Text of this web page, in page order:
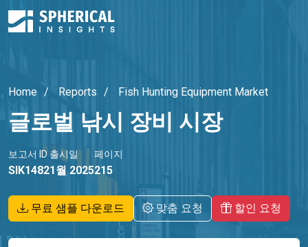
Home Reports Fish Hunting Equipment Market
글로벌 낚시 장비 시장
보고서 ID
SIK1482
출시일
1월 2025
페이지
215
무료 샘플 다운로드 맞춤 요청 할인 요청